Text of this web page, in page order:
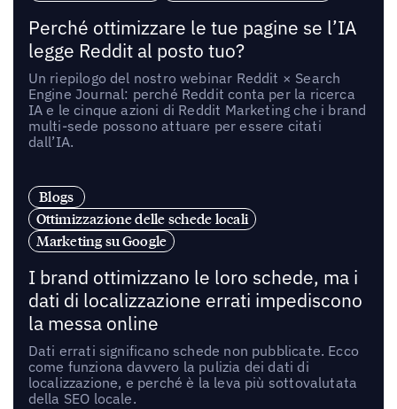
Perché ottimizzare le tue pagine se l’IA
legge Reddit al posto tuo?
Un riepilogo del nostro webinar Reddit × Search
Engine Journal: perché Reddit conta per la ricerca
IA e le cinque azioni di Reddit Marketing che i brand
multi-sede possono attuare per essere citati
dall’IA.
Blogs
Ottimizzazione delle schede locali
Marketing su Google
I brand ottimizzano le loro schede, ma i
dati di localizzazione errati impediscono
la messa online
Dati errati significano schede non pubblicate. Ecco
come funziona davvero la pulizia dei dati di
localizzazione, e perché è la leva più sottovalutata
della SEO locale.